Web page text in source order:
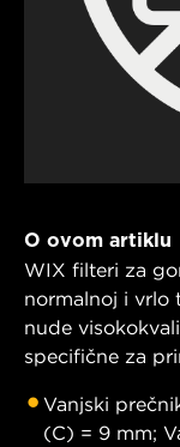
O ovom artiklu
WIX filteri za
normalnoj i vrlo
nude
specifične za
Vanjski
(C) = 9 mm;